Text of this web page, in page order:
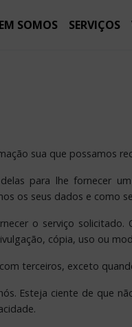
SOMOS SERVIÇOS
sua que possamos
para lhe fornecer
os seus dados e como
o serviço
cópia, uso ou
terceiros, exceto
Esteja ciente de que